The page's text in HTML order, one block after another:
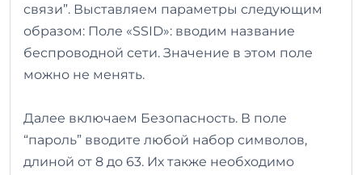
связи”. Выставляем параметры следующим
образом: Поле «SSID»: вводим название
беспроводной сети. Значение в этом поле
можно не менять.
Далее включаем Безопасность. В поле
“пароль” вводите любой набор символов,
длиной от 8 до 63. Их также необходимо